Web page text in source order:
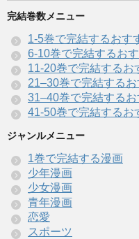
完結巻数メニュー
1-5巻で完結するおす
6-10巻で完結するお
11-20巻で完結するお
21–30巻で完結する
31–40巻で完結する
41-50巻で完結するお
ジャンルメニュー
1巻で完結する漫画
少年漫画
少女漫画
青年漫画
恋愛
スポーツ